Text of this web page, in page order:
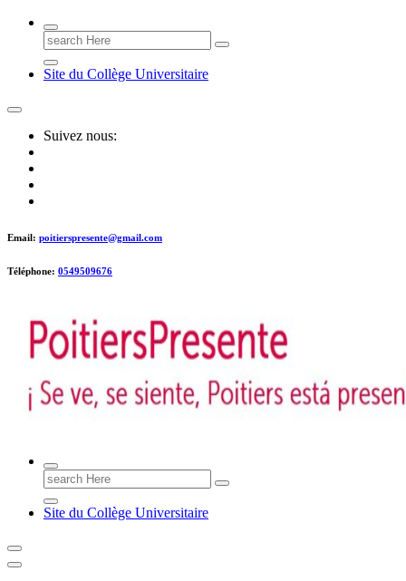
Search
for:
Site du Collège Universitaire
Suivez nous:
Email: poitierspresente@gmail.com
Téléphone: 0549509676
Poitiers presente !
Search
for:
Site du Collège Universitaire